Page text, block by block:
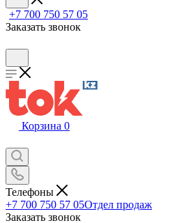
+7 700 750 57 05
Заказать звонок
Корзина 0
Телефоны
+7 700 750 57 05Отдел продаж
Заказать звонок